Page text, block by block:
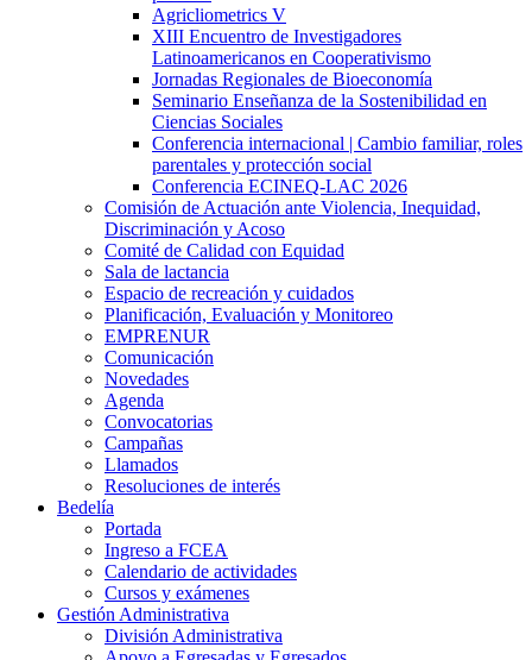
Agricliometrics V
XIII Encuentro de Investigadores
Latinoamericanos en Cooperativismo
Jornadas Regionales de Bioeconomía
Seminario Enseñanza de la Sostenibilidad en
Ciencias Sociales
Conferencia internacional | Cambio familiar, roles
parentales y protección social
Conferencia ECINEQ-LAC 2026
Comisión de Actuación ante Violencia, Inequidad,
Discriminación y Acoso
Comité de Calidad con Equidad
Sala de lactancia
Espacio de recreación y cuidados
Planificación, Evaluación y Monitoreo
EMPRENUR
Comunicación
Novedades
Agenda
Convocatorias
Campañas
Llamados
Resoluciones de interés
Bedelía
Portada
Ingreso a FCEA
Calendario de actividades
Cursos y exámenes
Gestión Administrativa
División Administrativa